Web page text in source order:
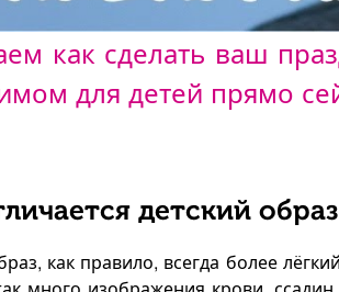
как сделать ваш
для детей прямо
детский
как правило, всегда более